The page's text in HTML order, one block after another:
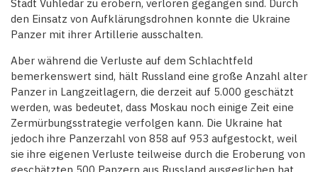
Stadt Vuhledar zu erobern, verloren gegangen sind. Durch
den Einsatz von Aufklärungsdrohnen konnte die Ukraine
Panzer mit ihrer Artillerie ausschalten.
Aber während die Verluste auf dem Schlachtfeld
bemerkenswert sind, hält Russland eine große Anzahl alter
Panzer in Langzeitlagern, die derzeit auf 5.000 geschätzt
werden, was bedeutet, dass Moskau noch einige Zeit eine
Zermürbungsstrategie verfolgen kann. Die Ukraine hat
jedoch ihre Panzerzahl von 858 auf 953 aufgestockt, weil
sie ihre eigenen Verluste teilweise durch die Eroberung von
geschätzten 500 Panzern aus Russland ausgeglichen hat,